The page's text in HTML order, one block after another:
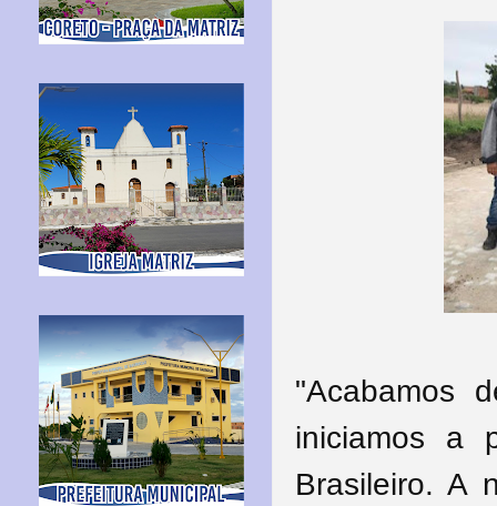
"Acabamos
iniciamos a
Brasileiro. A